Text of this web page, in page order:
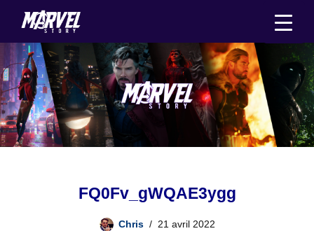
au
contenu
FQ0Fv_gWQAE3ygg
Chris 21 avril 2022